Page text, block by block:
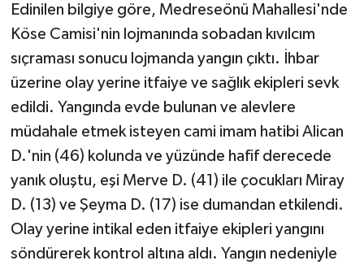
Edinilen bilgiye göre, Medreseönü Mahallesi'nde
Köse Camisi'nin lojmanında sobadan kıvılcım
sıçraması sonucu lojmanda yangın çıktı. İhbar
üzerine olay yerine itfaiye ve sağlık ekipleri sevk
edildi. Yangında evde bulunan ve alevlere
müdahale etmek isteyen cami imam hatibi Alican
D.'nin (46) kolunda ve yüzünde hafif derecede
yanık oluştu, eşi Merve D. (41) ile çocukları Miray
D. (13) ve Şeyma D. (17) ise dumandan etkilendi.
Olay yerine intikal eden itfaiye ekipleri yangını
söndürerek kontrol altına aldı. Yangın nedeniyle